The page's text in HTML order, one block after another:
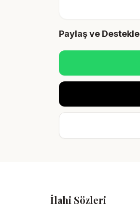
Paylaş ve Destekle
İlahi Sözleri